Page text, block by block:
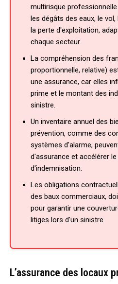
multirisque
les dégâts des eaux, le
la perte d'exploitation,
chaque secteur.
La compréhension des
proportionnelle, relative)
une assurance, car elles
prime et le montant des
sinistre.
Un inventaire annuel des
prévention, comme des
systèmes d'alarme,
d'assurance et accélérer
d'indemnisation.
Les obligations
des baux commerciaux,
pour garantir une
litiges lors d'un sinistre.
L’assurance des locaux